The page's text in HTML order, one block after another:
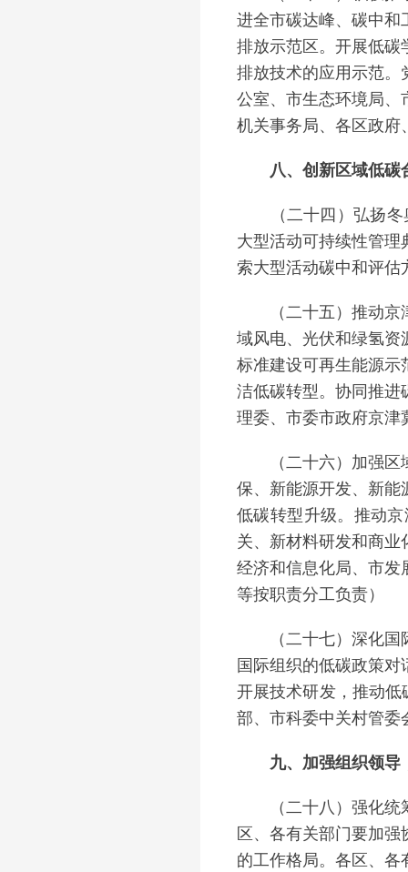
进全市碳达峰、碳中和
排放示范区。开展低碳
排放技术的应用示范。
公室、市生态环境局、
机关事务局、各区政府
八、创新区域低碳
（二十四）弘扬冬奥
大型活动可持续性管
索大型活动碳中和评
（二十五）推动京津
域风电、光伏和绿氢资
标准建设可再生能源示
洁低碳转型。协同推进
理委、市委市政府京津
（二十六）加强区域
保、新能源开发、新能
低碳转型升级。推动
关、新材料研发和商
经济和信息化局、市发
等按职责分工负责）
（二十七）深化国际
国际组织的低碳政策
开展技术研发，推动低
部、市科委中关村管委
九、加强组织领导
（二十八）强化统筹
区、各有关部门要加
的工作格局。各区、